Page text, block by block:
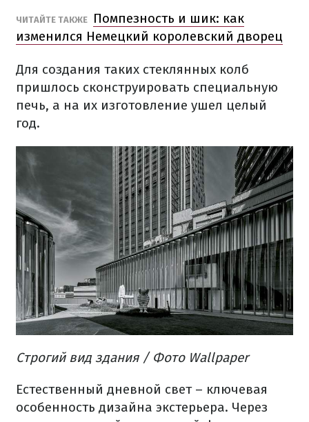
ЧИТАЙТЕ ТАКЖЕ Помпезность и шик: как
изменился Немецкий королевский дворец
Для создания таких стеклянных колб
пришлось сконструировать специальную
печь, а на их изготовление ушел целый
год.
Строгий вид здания / Фото Wallpaper
Естественный дневной свет– ключевая
особенность дизайна экстерьера. Через